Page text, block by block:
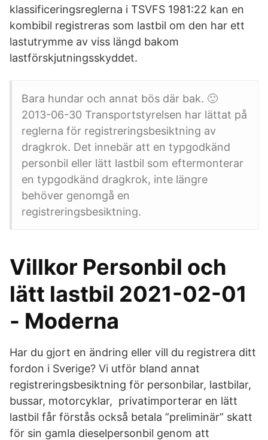
klassificeringsreglerna i TSVFS 1981:22 kan en
kombibil registreras som lastbil om den har ett
lastutrymme av viss längd bakom
lastförskjutningsskyddet.
Bara hundar och annat bös där bak. 🙂
2013-06-30 Transportstyrelsen har lättat på
reglerna för registreringsbesiktning av
dragkrok. Det innebär att en typgodkänd
personbil eller lätt lastbil som eftermonterar
en typgodkänd dragkrok, inte längre
behöver genomgå en
registreringsbesiktning.
Villkor Personbil och
lätt lastbil 2021-02-01
- Moderna
Har du gjort en ändring eller vill du registrera ditt
fordon i Sverige? Vi utför bland annat
registreringsbesiktning för personbilar, lastbilar,
bussar, motorcyklar, privatimporterar en lätt
lastbil får förstås också betala ”preliminär” skatt
för sin gamla dieselpersonbil genom att